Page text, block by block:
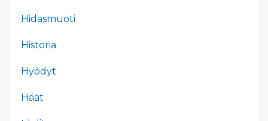
Hidasmuoti
Historia
Hyödyt
Häät